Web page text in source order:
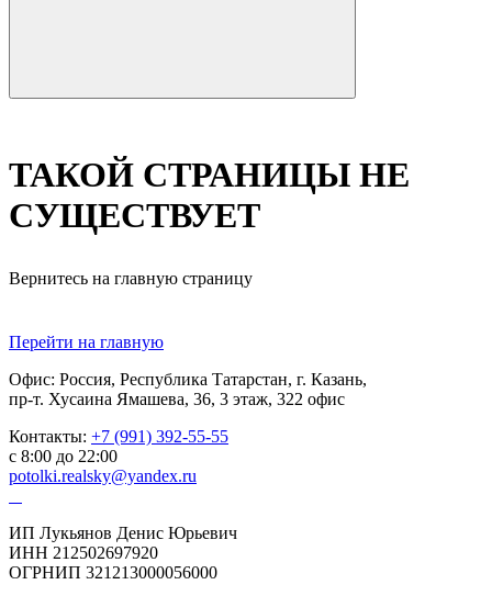
ТАКОЙ СТРАНИЦЫ НЕ
СУЩЕСТВУЕТ
Вернитесь на главную страницу
Перейти на главную
Офис: Россия, Республика Татарстан, г. Казань,
пр-т. Хусаина Ямашева, 36, 3 этаж, 322 офис
Контакты: +7 (991) 392-55-55
с 8:00 до 22:00
potolki.realsky@yandex.ru
ИП Лукьянов Денис Юрьевич
ИНН 212502697920
ОГРНИП 321213000056000